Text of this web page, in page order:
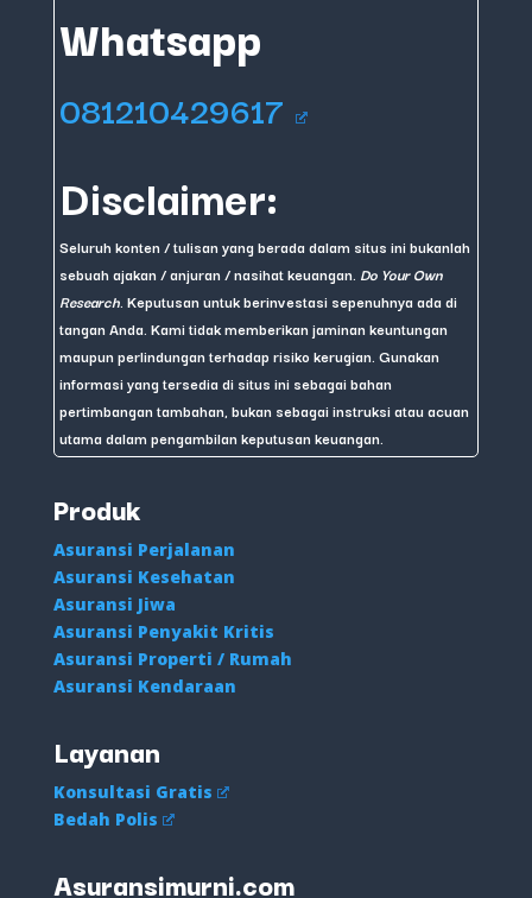
Whatsapp
081210429617
Disclaimer:
Seluruh konten / tulisan yang berada dalam situs ini bukanlah
sebuah ajakan / anjuran / nasihat keuangan. Do Your Own
Research . Keputusan untuk berinvestasi sepenuhnya ada di
tangan Anda. Kami tidak memberikan jaminan keuntungan
maupun perlindungan terhadap risiko kerugian. Gunakan
informasi yang tersedia di situs ini sebagai bahan
pertimbangan tambahan, bukan sebagai instruksi atau acuan
utama dalam pengambilan keputusan keuangan.
Produk
Asuransi Perjalanan
Asuransi Kesehatan
Asuransi Jiwa
Asuransi Penyakit Kritis
Asuransi Properti / Rumah
Asuransi Kendaraan
Layanan
Konsultasi Gratis
Bedah Polis
Asuransimurni.com